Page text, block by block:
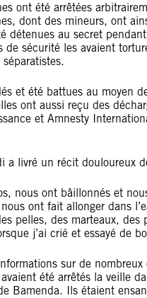
ont été arrêtées
dont des mineurs, ont
au secret
sécurité les avaient
et été battues au moyen
ont aussi reçu des
et Amnesty
livré un récit douloureux
nous ont bâillonnés et
ont fait allonger dans
pelles, des marteaux,
j’ai crié et essayé de
sur de
été arrêtés la veille
Bamenda. Ils étaient